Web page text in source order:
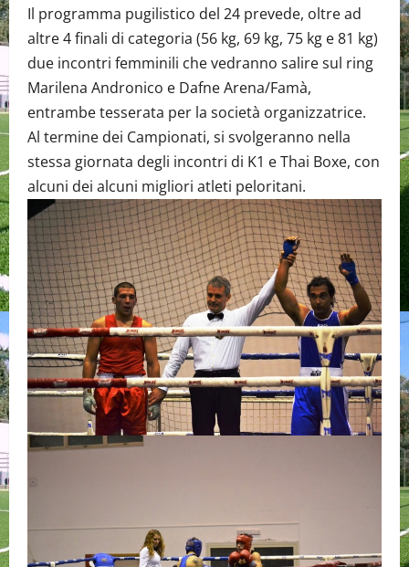
Il programma pugilistico del 24 prevede, oltre ad
altre 4 finali di categoria (56 kg, 69 kg, 75 kg e 81 kg)
due incontri femminili che vedranno salire sul ring
Marilena Andronico e Dafne Arena/Famà,
entrambe tesserata per la società organizzatrice.
Al termine dei Campionati, si svolgeranno nella
stessa giornata degli incontri di K1 e Thai Boxe, con
alcuni dei alcuni migliori atleti peloritani.